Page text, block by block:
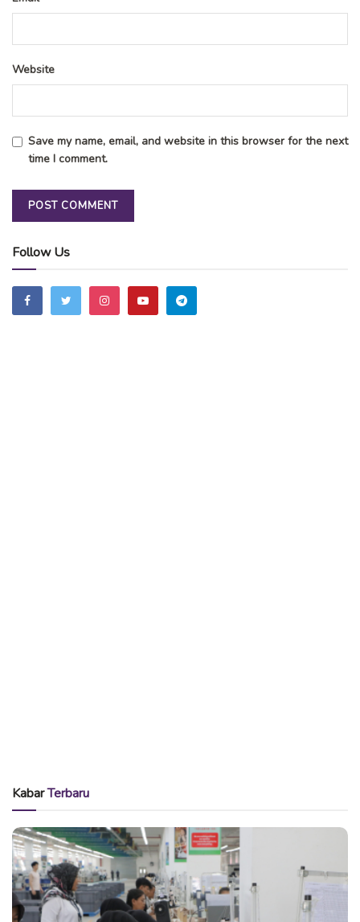
Website
Save my name, email, and website in this browser for the next
time I comment.
Follow Us
KabarTerbaru